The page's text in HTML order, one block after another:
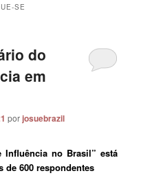
SE
do
em
porjosuebrazil
Influência no Brasil” está
de 600 respondentes